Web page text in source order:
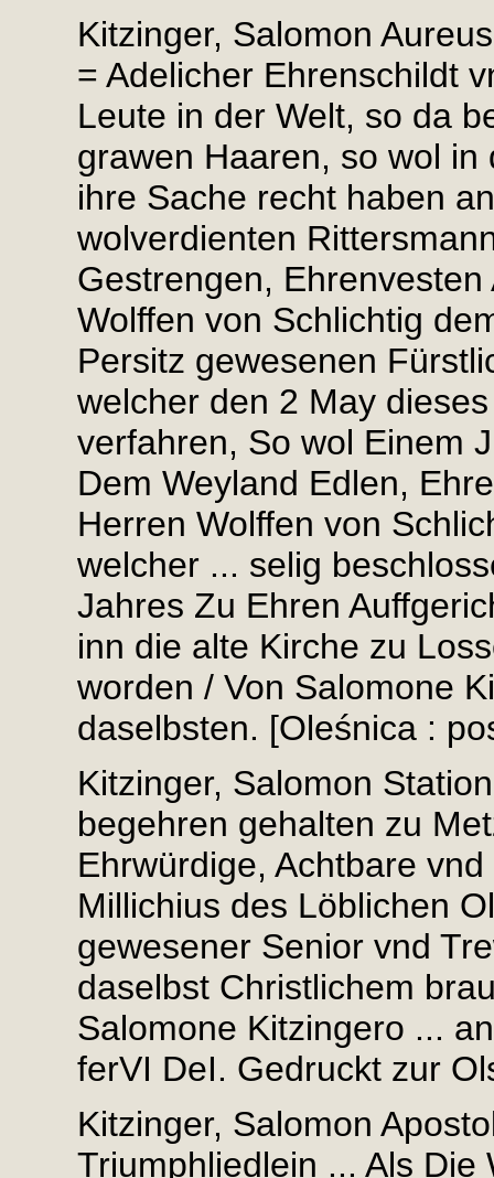
Kitzinger, Salomon
= Adelicher Ehrenschildt
Leute in der Welt, so da
grawen Haaren, so wol
ihre Sache recht haben
wolverdienten
Gestrengen,
Wolffen von Schlichtig
Persitz gewesenen
welcher den 2 May
verfahren, So wol Einem
Dem Weyland Edlen,
Herren Wolffen von
welcher ... selig
Jahres Zu Ehren
inn die alte Kirche zu
worden / Von Salomone
daselbsten. [Oleśnica :
Kitzinger, Salomon
begehren gehalten zu
Ehrwürdige, Achtbare
Millichius des Löblichen
gewesener Senior vnd
daselbst Christlichem
Salomone Kitzingero ...
ferVI DeI. Gedruckt zur
Kitzinger, Salomon
Triumphliedlein ... Als